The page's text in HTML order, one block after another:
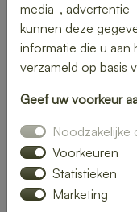
Heerlijke
Noord-
je lunch bezorgen in
menu van verse
maaltijden. Ideaal
Onze gerechten
media-,
kunnen deze
informatie die u aan
verzameld op basis
Geef uw voorkeur
Noodzakelijke
Voorkeuren
Statistieken
Marketing